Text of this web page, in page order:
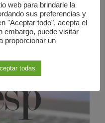
web para brindarle la
sus preferencias y
"Aceptar todo", acepta el
embargo, puede visitar
proporcionar un
todas